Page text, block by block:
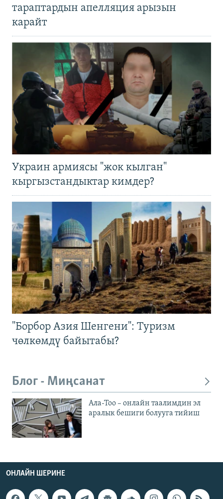
тараптардын апелляция арызын
карайт
Украин армиясы "жок кылган"
кыргызстандыктар кимдер?
"Борбор Азия Шенгени": Туризм
чөлкөмдү байытабы?
Блог - Миңсанат
Ала-Тоо – онлайн таалимдин эл
аралык бешиги болууга тийиш
ОНЛАЙН ШЕРИНЕ